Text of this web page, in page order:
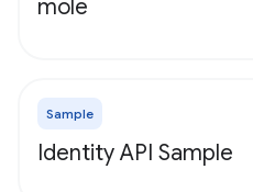
mole
Sample
Identity API Sample